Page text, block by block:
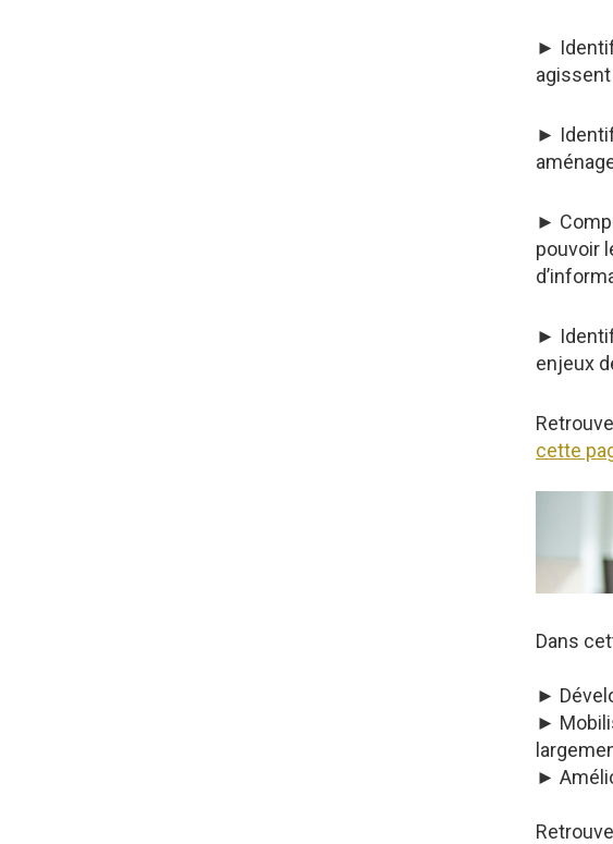
►
►
►
pouvoir
►
enjeux
cette
Dans
►
►
►